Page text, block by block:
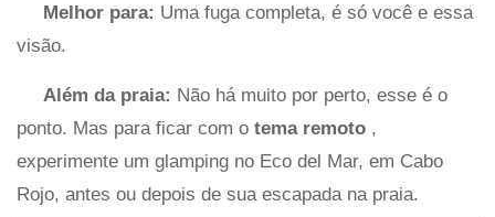
Melhor para: Uma fuga completa, é só você e essa
visão.
Além da praia: Não há muito por perto, esse é o
ponto. Mas para ficar com o tema remoto ,
experimente um glamping no Eco del Mar, em Cabo
Rojo, antes ou depois de sua escapada na praia.